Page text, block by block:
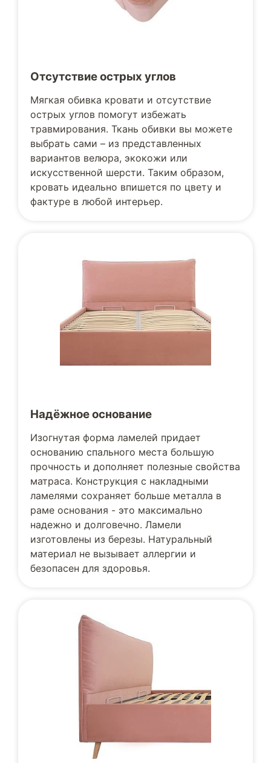
Отсутствие острых углов
Мягкая обивка кровати и отсутствие
острых углов помогут избежать
травмирования. Ткань обивки вы можете
выбрать сами – из представленных
вариантов велюра, экокожи или
искусственной шерсти. Таким образом,
кровать идеально впишется по цвету и
фактуре в любой интерьер.
Надёжное основание
Изогнутая форма ламелей придает
основанию спального места большую
прочность и дополняет полезные свойства
матраса. Конструкция с накладными
ламелями сохраняет больше металла в
раме основания - это максимально
надежно и долговечно. Ламели
изготовлены из березы. Натуральный
материал не вызывает аллергии и
безопасен для здоровья.